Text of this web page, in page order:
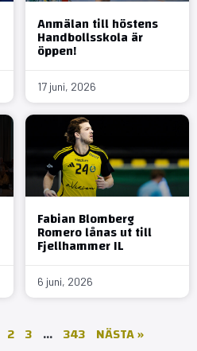
Anmälan till höstens
Handbollsskola är
öppen!
17 juni, 2026
Fabian Blomberg
Romero lånas ut till
Fjellhammer IL
6 juni, 2026
2 3 … 343 NÄSTA »